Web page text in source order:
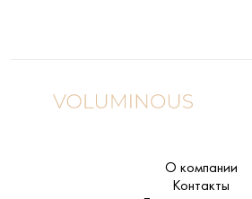
О компании
Контакты